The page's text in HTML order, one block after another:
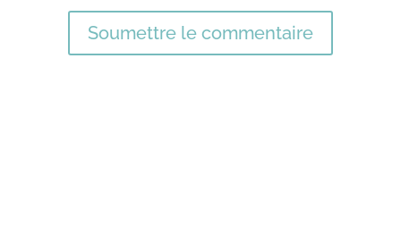
Soumettre le commentaire